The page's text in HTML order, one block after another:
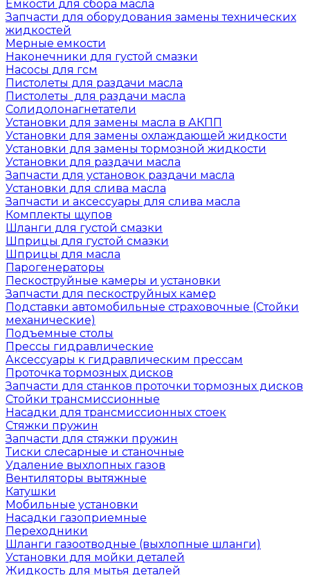
Емкости для сбора масла
Запчасти для оборудования замены технических
жидкостей
Мерные емкости
Наконечники для густой смазки
Насосы для гсм
Пистолеты для раздачи масла
Пистолеты для раздачи масла
Солидолонагнетатели
Установки для замены масла в АКПП
Установки для замены охлаждающей жидкости
Установки для замены тормозной жидкости
Установки для раздачи масла
Запчасти для установок раздачи масла
Установки для слива масла
Запчасти и аксессуары для слива масла
Комплекты щупов
Шланги для густой смазки
Шприцы для густой смазки
Шприцы для масла
Парогенераторы
Пескоструйные камеры и установки
Запчасти для пескоструйных камер
Подставки автомобильные страховочные (Стойки
механические)
Подъемные столы
Прессы гидравлические
Аксессуары к гидравлическим прессам
Проточка тормозных дисков
Запчасти для станков проточки тормозных дисков
Стойки трансмиссионные
Насадки для трансмиссионных стоек
Стяжки пружин
Запчасти для стяжки пружин
Тиски слесарные и станочные
Удаление выхлопных газов
Вентиляторы вытяжные
Катушки
Мобильные установки
Насадки газоприемные
Переходники
Шланги газоотводные (выхлопные шланги)
Установки для мойки деталей
Жидкость для мытья деталей